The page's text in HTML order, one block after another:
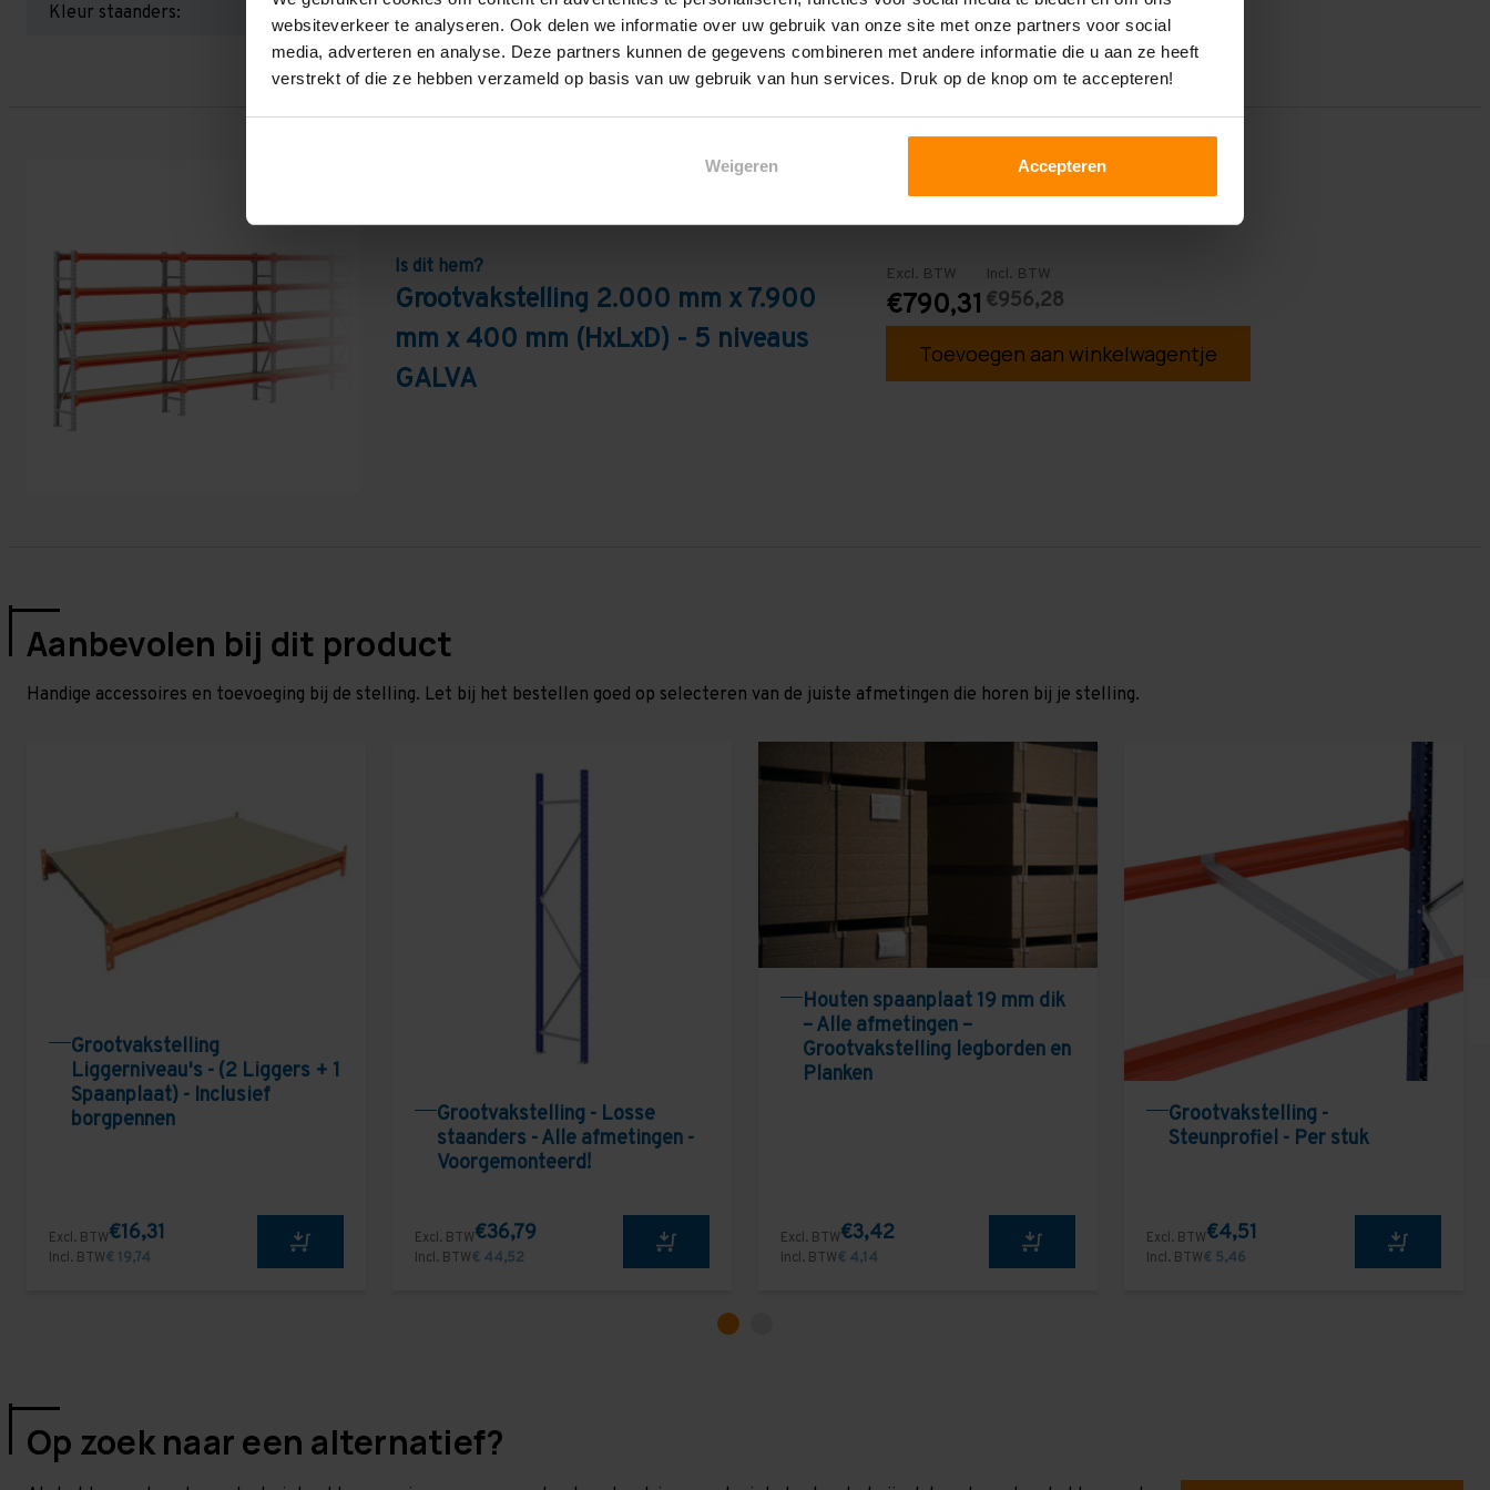
websiteverkeer te analyseren. Ook delen we informatie over uw gebruik van onze site met onze partners voor social
media, adverteren en analyse. Deze partners kunnen de gegevens combineren met andere informatie die u aan ze heeft
verstrekt of die ze hebben verzameld op basis van uw gebruik van hun services. Druk op de knop om te accepteren!
Weigeren Accepteren
Kleur staanders:
Galva
Is dit hem?
Grootvakstelling 2.000 mm x 7.900
mm x 400 mm (HxLxD) - 5 niveaus
GALVA
Excl. BTW
€790,31
Incl. BTW
€956,28
Toevoegen aan winkelwagentje
Aanbevolen bij dit product
Handige accessoires en toevoeging bij de stelling. Let bij het bestellen goed op selecteren van de juiste afmetingen die horen bij je stelling.
Grootvakstelling
Liggerniveau's - (2 Liggers + 1
Spaanplaat) - Inclusief
borgpennen
Excl. BTW€16,31
Incl. BTW€ 19,74
Grootvakstelling - Losse
staanders - Alle afmetingen -
Voorgemonteerd!
Excl. BTW€36,79
Incl. BTW€ 44,52
Houten spaanplaat 19 mm dik
– Alle afmetingen –
Grootvakstelling legborden en
Planken
Excl. BTW€3,42
Incl. BTW€ 4,14
Grootvakstelling -
Steunprofiel - Per stuk
Excl. BTW€4,51
Incl. BTW€ 5,46
Op zoek naar een alternatief?